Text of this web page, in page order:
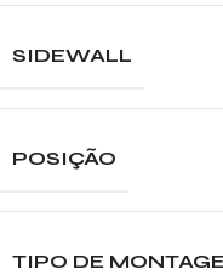
SIDEWALL
POSIÇÃO
TIPO DE